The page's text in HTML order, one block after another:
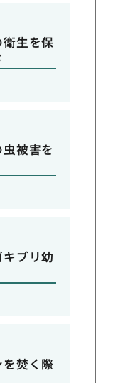
生を保
被害を
ブリ幼
焚く際